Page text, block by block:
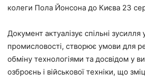
колеги Пола Йонсона до Києва 23
Документ актуалізує спільні зусилля
промисловості, створює умови для
обміну технологіями та досвідом у
озброєнь і військової техніки, що